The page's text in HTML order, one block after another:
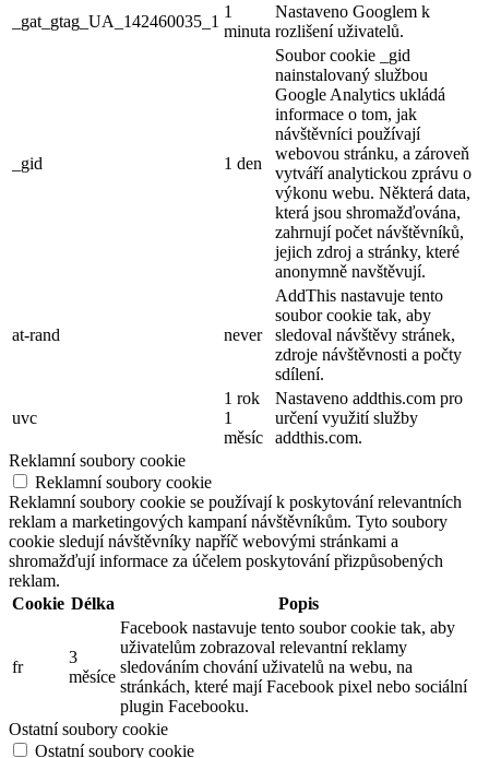
_gat_gtag_UA_142460035_1
1
minuta
Nastaveno Googlem k
rozlišení uživatelů.
_gid 1 den
Soubor cookie _gid
nainstalovaný službou
Google Analytics ukládá
informace o tom, jak
návštěvníci používají
webovou stránku, a zároveň
vytváří analytickou zprávu o
výkonu webu. Některá data,
která jsou shromažďována,
zahrnují počet návštěvníků,
jejich zdroj a stránky, které
anonymně navštěvují.
at-rand never
AddThis nastavuje tento
soubor cookie tak, aby
sledoval návštěvy stránek,
zdroje návštěvnosti a počty
sdílení.
uvc
1 rok
1
měsíc
Nastaveno addthis.com pro
určení využití služby
addthis.com.
Reklamní soubory cookie
Reklamní soubory cookie
Reklamní soubory cookie se používají k poskytování relevantních
reklam a marketingových kampaní návštěvníkům. Tyto soubory
cookie sledují návštěvníky napříč webovými stránkami a
shromažďují informace za účelem poskytování přizpůsobených
reklam.
Cookie Délka Popis
fr
3
měsíce
Facebook nastavuje tento soubor cookie tak, aby
uživatelům zobrazoval relevantní reklamy
sledováním chování uživatelů na webu, na
stránkách, které mají Facebook pixel nebo sociální
plugin Facebooku.
Ostatní soubory cookie
Ostatní soubory cookie